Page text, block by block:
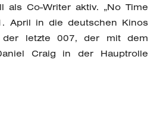
als Co-Writer aktiv. „No Time
April in die deutschen Kinos
der letzte 007, der mit dem
Craig in der Hauptrolle